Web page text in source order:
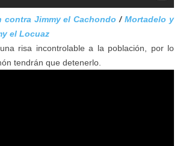
contra Jimmy el Cachondo /Mortadelo y
el Locuaz
risa incontrolable a la población, por lo
tendrán que detenerlo.